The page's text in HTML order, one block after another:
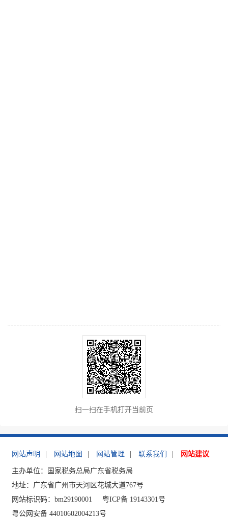
扫一扫在手机打开当前页
网站声明 网站地图 网站管理 联系我们 网站建议
主办单位：国家税务总局广东省税务局
地址：广东省广州市天河区花城大道767号
网站标识码：bm29190001
粤ICP备 19143301号
粤公网安备 44010602004213号